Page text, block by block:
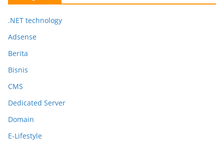
.NET technology
Adsense
Berita
Bisnis
CMS
Dedicated Server
Domain
E-Lifestyle